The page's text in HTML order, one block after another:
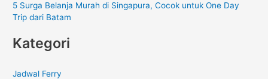
5 Surga Belanja Murah di Singapura, Cocok untuk One Day
Trip dari Batam
Kategori
Jadwal Ferry